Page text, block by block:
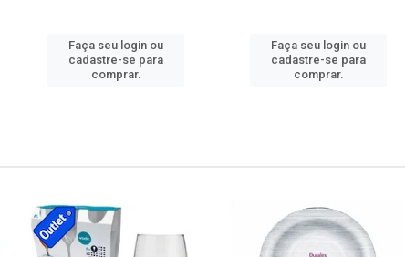
Faça seu login ou
cadastre-se para
comprar.
Faça seu login ou
cadastre-se para
comprar.